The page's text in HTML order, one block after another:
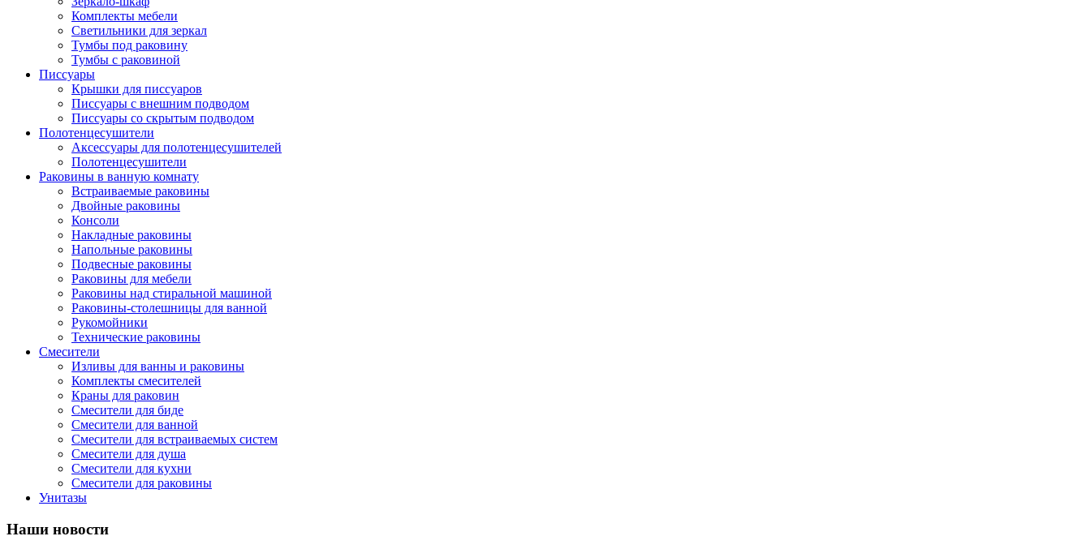
Комплекты мебели
Светильники для зеркал
Тумбы под раковину
Тумбы с раковиной
Писсуары
Крышки для писсуаров
Писсуары с внешним подводом
Писсуары со скрытым подводом
Полотенцесушители
Аксессуары для полотенцесушителей
Полотенцесушители
Раковины в ванную комнату
Встраиваемые раковины
Двойные раковины
Консоли
Накладные раковины
Напольные раковины
Подвесные раковины
Раковины для мебели
Раковины над стиральной машиной
Раковины-столешницы для ванной
Рукомойники
Технические раковины
Смесители
Изливы для ванны и раковины
Комплекты смесителей
Краны для раковин
Смесители для биде
Смесители для ванной
Смесители для встраиваемых систем
Смесители для душа
Смесители для кухни
Смесители для раковины
Унитазы
Наши новости